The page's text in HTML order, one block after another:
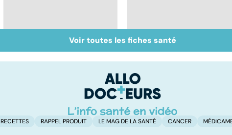
Covid-19 : tout savoir
sur la maladie
Inflammation des
amygdales : que faire
Voir toutes les fiches santé
RECETTES RAPPEL PRODUIT LE MAG DE LA SANTÉ CANCER